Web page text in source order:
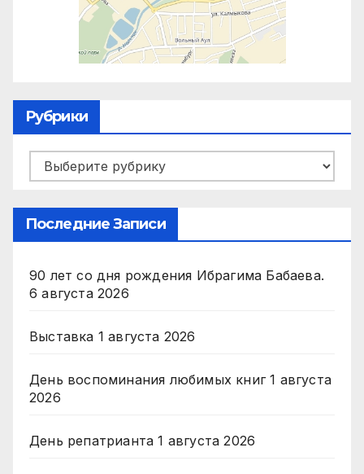
Рубрики
Рубрики
Последние Записи
90 лет со дня рождения Ибрагима Бабаева.
6 августа 2026
Выставка 1 августа 2026
День воспоминания любимых книг 1 августа
2026
День репатрианта 1 августа 2026